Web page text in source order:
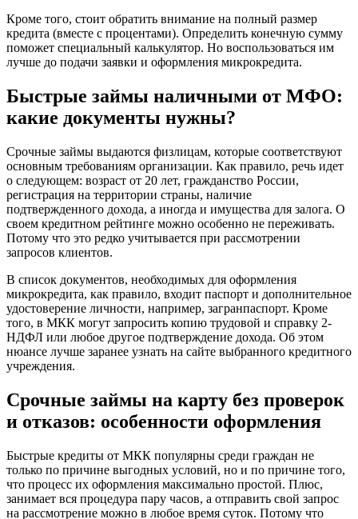
Кроме того, стоит обратить внимание на полный размер
кредита (вместе с процентами). Определить конечную сумму
поможет специальный калькулятор. Но воспользоваться им
лучше до подачи заявки и оформления микрокредита.
Быстрые займы наличными от МФО:
какие документы нужны?
Срочные займы выдаются физлицам, которые соответствуют
основным требованиям организации. Как правило, речь идет
о следующем: возраст от 20 лет, гражданство России,
регистрация на территории страны, наличие
подтвержденного дохода, а иногда и имущества для залога. О
своем кредитном рейтинге можно особенно не переживать.
Потому что это редко учитывается при рассмотрении
запросов клиентов.
В список документов, необходимых для оформления
микрокредита, как правило, входит паспорт и дополнительное
удостоверение личности, например, загранпаспорт. Кроме
того, в МКК могут запросить копию трудовой и справку 2-
НДФЛ или любое другое подтверждение дохода. Об этом
нюансе лучше заранее узнать на сайте выбранного кредитного
учреждения.
Срочные займы на карту без проверок
и отказов: особенности оформления
Быстрые кредиты от МКК популярны среди граждан не
только по причине выгодных условий, но и по причине того,
что процесс их оформления максимально простой. Плюс,
занимает вся процедура пару часов, а отправить свой запрос
на рассмотрение можно в любое время суток. Потому что